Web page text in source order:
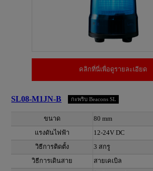
คลิกที่นี่เพื่อดูรายละเอียด
SL08-M1JN-B กะพริบ Beacons SL
ขนาด
80 mm
แรงดันไฟฟ้า
12-24V DC
วิธีการติดตั้ง
3 สกรู
วิธีการเดินสาย
สายเคเบิล